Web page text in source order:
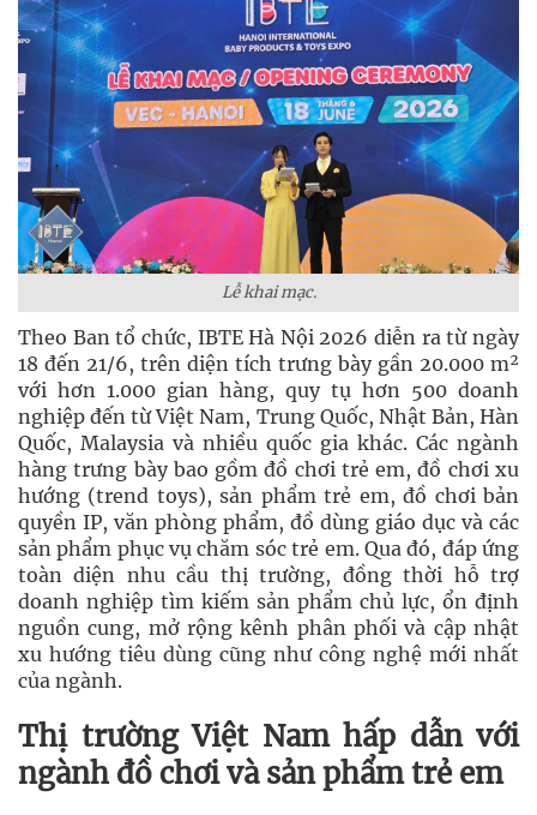
Lễ khai mạc.
Theo Ban tổ chức, IBTE Hà Nội 2026 diễn ra từ ngày
18 đến 21/6, trên diện tích trưng bày gần 20.000 m²
với hơn 1.000 gian hàng, quy tụ hơn 500 doanh
nghiệp đến từ Việt Nam, Trung Quốc, Nhật Bản, Hàn
Quốc, Malaysia và nhiều quốc gia khác. Các ngành
hàng trưng bày bao gồm đồ chơi trẻ em, đồ chơi xu
hướng (trend toys), sản phẩm trẻ em, đồ chơi bản
quyền IP, văn phòng phẩm, đồ dùng giáo dục và các
sản phẩm phục vụ chăm sóc trẻ em. Qua đó, đáp ứng
toàn diện nhu cầu thị trường, đồng thời hỗ trợ
doanh nghiệp tìm kiếm sản phẩm chủ lực, ổn định
nguồn cung, mở rộng kênh phân phối và cập nhật
xu hướng tiêu dùng cũng như công nghệ mới nhất
của ngành.
Thị trường Việt Nam hấp dẫn với
ngành đồ chơi và sản phẩm trẻ em